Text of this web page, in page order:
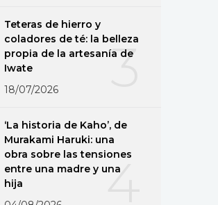
3
Teteras de hierro y
coladores de té: la belleza
propia de la artesanía de
Iwate
18/07/2026
4
‘La historia de Kaho’, de
Murakami Haruki: una
obra sobre las tensiones
entre una madre y una
hija